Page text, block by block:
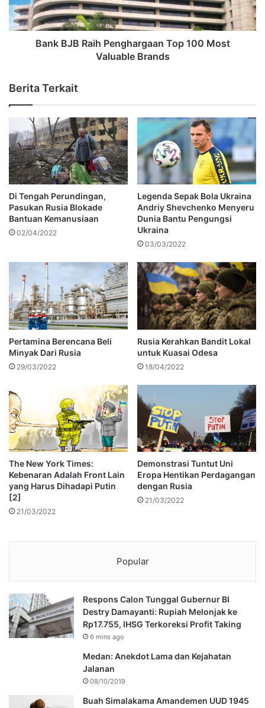
Bank BJB Raih Penghargaan Top 100 Most
Valuable Brands
Berita Terkait
Di Tengah Perundingan,
Pasukan Rusia Blokade
Bantuan Kemanusiaan
02/04/2022
Legenda Sepak Bola Ukraina
Andriy Shevchenko Menyeru
Dunia Bantu Pengungsi
Ukraina
03/03/2022
Pertamina Berencana Beli
Minyak Dari Rusia
29/03/2022
Rusia Kerahkan Bandit Lokal
untuk Kuasai Odesa
18/04/2022
The New York Times:
Kebenaran Adalah Front Lain
yang Harus Dihadapi Putin
[2]
21/03/2022
Demonstrasi Tuntut Uni
Eropa Hentikan Perdagangan
dengan Rusia
21/03/2022
Popular
Respons Calon Tunggal Gubernur BI
Destry Damayanti: Rupiah Melonjak ke
Rp17.755, IHSG Terkoreksi Profit Taking
6 mins ago
Medan: Anekdot Lama dan Kejahatan
Jalanan
08/10/2019
Buah Simalakama Amandemen UUD 1945